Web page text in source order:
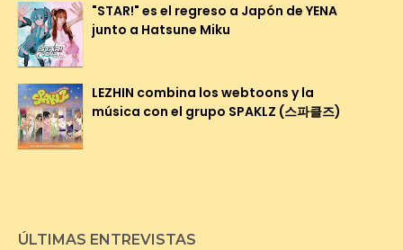
"STAR!" es el regreso a Japón de YENA
junto a Hatsune Miku
LEZHIN combina los webtoons y la
música con el grupo SPAKLZ (스파클즈)
ÚLTIMAS ENTREVISTAS